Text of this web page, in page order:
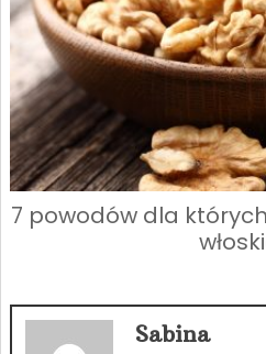
7 powodów dla
Sabina